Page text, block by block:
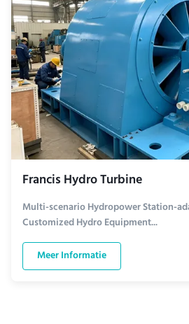
Francis Hydro Turbine
Multi-scenario Hydropower Station-
Customized Hydro Equipment...
Meer Informatie